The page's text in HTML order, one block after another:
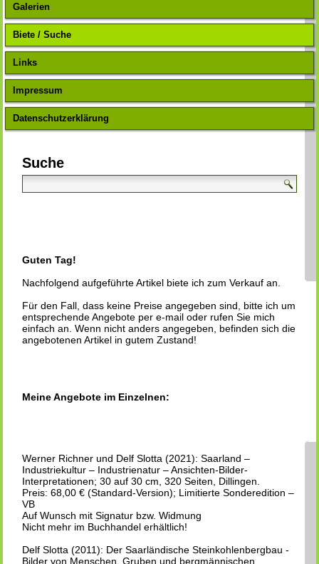
Galerien
Biete / Suche
Links
Impressum
Datenschutzerklärung
Suche
Guten Tag!
Nachfolgend aufgeführte Artikel biete ich zum Verkauf an.
Für den Fall, dass keine Preise angegeben sind, bitte ich um
entsprechende Angebote per e-mail oder rufen Sie mich
einfach an. Wenn nicht anders angegeben, befinden sich die
angebotenen Artikel in gutem Zustand!
Meine Angebote im Einzelnen:
Werner Richner und Delf Slotta (2021): Saarland –
Industriekultur – Industrienatur – Ansichten-Bilder-
Interpretationen; 30 auf 30 cm, 320 Seiten, Dillingen.
Preis: 68,00 € (Standard-Version); Limitierte Sonderedition –
VB
Auf Wunsch mit Signatur bzw. Widmung
Nicht mehr im Buchhandel erhältlich!
Delf Slotta (2011): Der Saarländische Steinkohlenbergbau -
Bilder von Menschen, Gruben und bergmännischen